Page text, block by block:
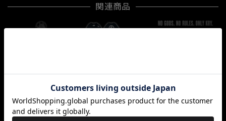
関連商品
リュームネックPK」
¥14,850
【即納】「ピカピカ
注射器ロンT」
¥11,550
【予約】「RAZOR
LOOP」
¥7,700